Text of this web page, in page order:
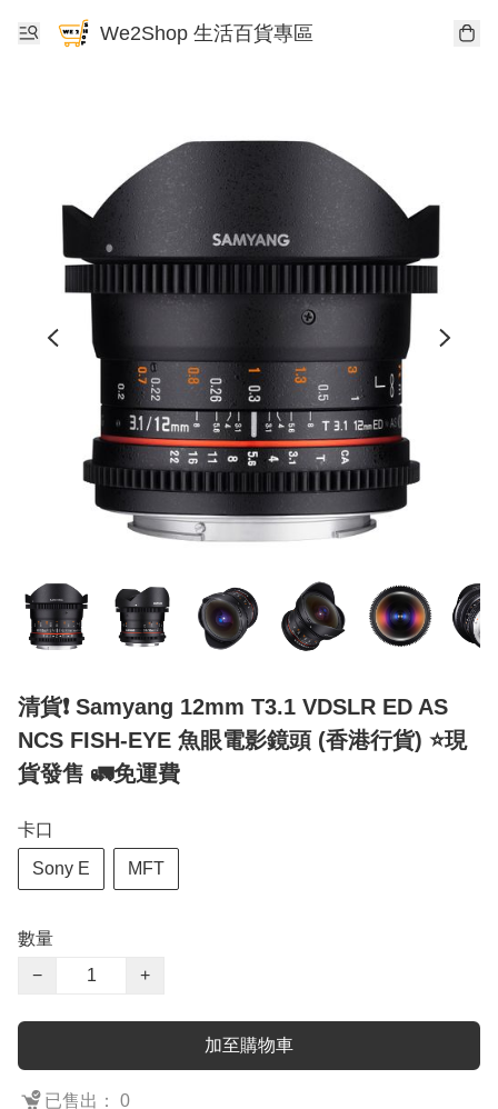
We2Shop 生活百貨專區
清貨❗ Samyang 12mm T3.1 VDSLR ED AS
NCS FISH-EYE 魚眼電影鏡頭 (香港行貨) ⭐️現
貨發售 🚛免運費
卡口
Sony E MFT
數量
−
+
加至購物車
已售出： 0